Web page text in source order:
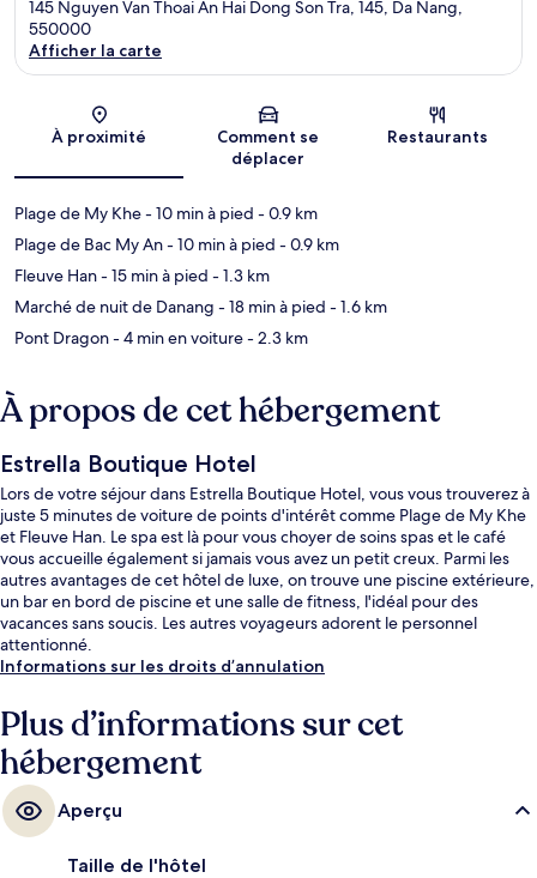
145 Nguyen Van Thoai An Hai Dong Son Tra, 145, Da Nang,
550000
Afficher la carte
À proximité
Comment se
déplacer
Restaurants
Plage de My Khe- 10 min à pied - 0.9 km
Plage de Bac My An- 10 min à pied - 0.9 km
Fleuve Han- 15 min à pied - 1.3 km
Marché de nuit de Danang - 18 min à pied - 1.6 km
Pont Dragon- 4 min en voiture- 2.3 km
À propos de cet hébergement
Estrella Boutique Hotel
Lors de votre séjour dans Estrella Boutique Hotel, vous vous trouverez à
juste 5 minutes de voiture de points d'intérêt comme Plage de My Khe
et Fleuve Han. Le spa est là pour vous choyer de soins spas et le café
vous accueille également si jamais vous avez un petit creux. Parmi les
autres avantages de cet hôtel de luxe, on trouve une piscine extérieure,
un bar en bord de piscine et une salle de fitness, l'idéal pour des
vacances sans soucis. Les autres voyageurs adorent le personnel
attentionné.
Informations sur les droits d’annulation
Plus d’informations sur cet
hébergement
Aperçu
Taille de l'hôtel